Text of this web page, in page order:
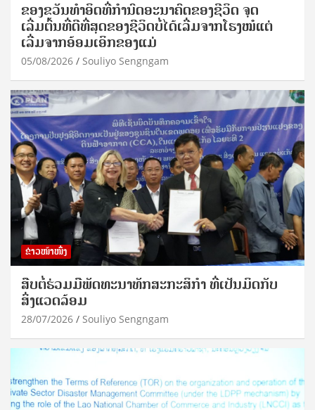
ຂອງຂວັນທໍາອິດທີ່ກໍານົດອະນາຄົດຂອງຊີວິດ ຈຸດ
ເລີ່ມຕົ້ນທີ່ດີທີ່ສຸດຂອງຊີວິດບໍ່ໄດ້ເລີ່ມຈາກໂຮງໝໍແຕ່
ເລີ່ມຈາກອ້ອມເອິກຂອງແມ່
05/08/2026 Souliyo Sengngam
ຂ່າວໜ້າໜຶ່ງ
ສືບຕໍ່ຮ່ວມມືພັດທະນາທັກສະກະສິກຳ ທີ່ເປັນມິດກັບ
ສິ່ງແວດລ້ອມ
28/07/2026 Souliyo Sengngam